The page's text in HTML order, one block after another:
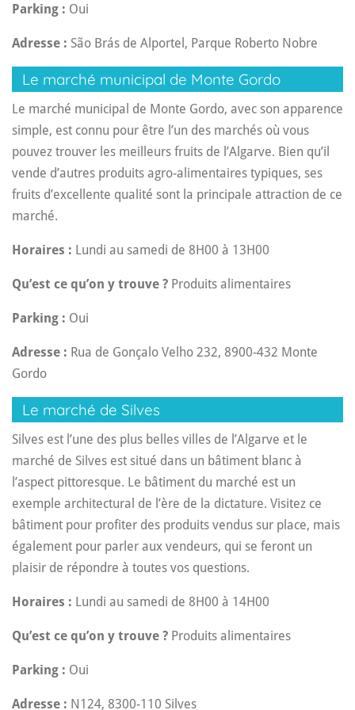
Parking : Oui
Adresse : São Brás de Alportel, Parque Roberto Nobre
Le marché municipal de Monte Gordo
Le marché municipal de Monte Gordo, avec son apparence
simple, est connu pour être l’un des marchés où vous
pouvez trouver les meilleurs fruits de l’Algarve. Bien qu’il
vende d’autres produits agro-alimentaires typiques, ses
fruits d’excellente qualité sont la principale attraction de ce
marché.
Horaires : Lundi au samedi de 8H00 à 13H00
Qu’est ce qu’on y trouve ? Produits alimentaires
Parking : Oui
Adresse : Rua de Gonçalo Velho 232, 8900-432 Monte
Gordo
Le marché de Silves
Silves est l’une des plus belles villes de l’Algarve et le
marché de Silves est situé dans un bâtiment blanc à
l’aspect pittoresque. Le bâtiment du marché est un
exemple architectural de l’ère de la dictature. Visitez ce
bâtiment pour profiter des produits vendus sur place, mais
également pour parler aux vendeurs, qui se feront un
plaisir de répondre à toutes vos questions.
Horaires : Lundi au samedi de 8H00 à 14H00
Qu’est ce qu’on y trouve ? Produits alimentaires
Parking : Oui
Adresse : N124, 8300-110 Silves